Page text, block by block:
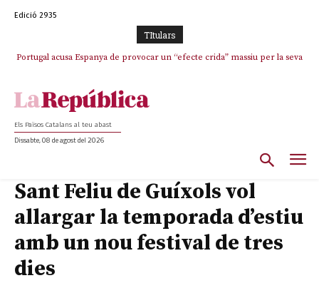
Edició 2935
TItulars
Portugal acusa Espanya de provocar un “efecte crida” massiu per la seva
Els Països Catalans al teu abast
Dissabte, 08 de agost del 2026
Sant Feliu de Guíxols vol
allargar la temporada d’estiu
amb un nou festival de tres
dies